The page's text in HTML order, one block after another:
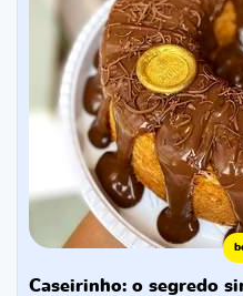
caseirinho: o segredo simples que vai conquistar